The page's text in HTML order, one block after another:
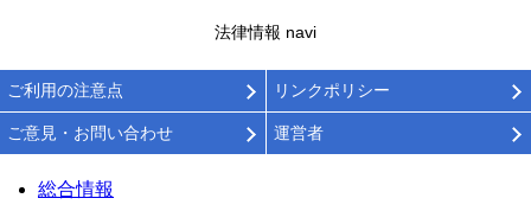
法律情報 navi
ご利用の注意点 リンクポリシー
ご意見・お問い合わせ 運営者
総合情報